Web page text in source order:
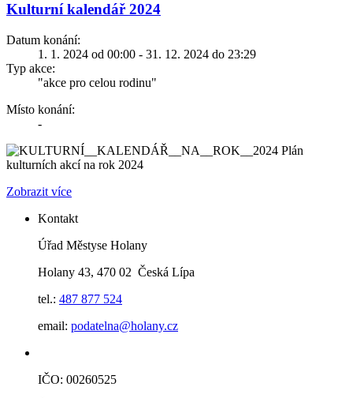
Kulturní kalendář 2024
Datum konání:
1. 1. 2024 od 00:00 - 31. 12. 2024 do 23:29
Typ akce:
"akce pro celou rodinu"
Místo konání:
-
Plán
kulturních akcí na rok 2024
Zobrazit více
Kontakt
Úřad Městyse Holany
Holany 43, 470 02 Česká Lípa
tel.: 487 877 524
email: podatelna@holany.cz
IČO: 00260525